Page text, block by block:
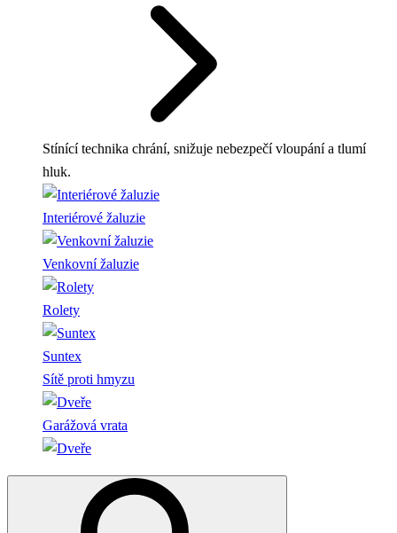
Stínící technika chrání, snižuje nebezpečí vloupání a tlumí
hluk.
Interiérové žaluzie
Venkovní žaluzie
Rolety
Suntex
Sítě proti hmyzu
Garážová vrata